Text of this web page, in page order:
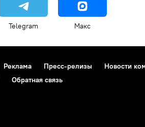
Telegram Макс
Реклама Пресс-релизы Новости
Обратная связь